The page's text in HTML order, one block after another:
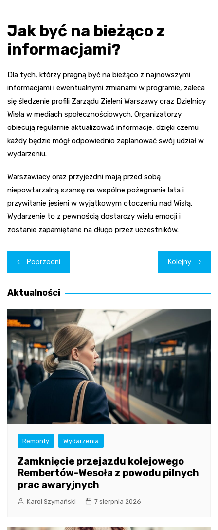
Jak być na bieżąco z
informacjami?
Dla tych, którzy pragną być na bieżąco z najnowszymi
informacjami i ewentualnymi zmianami w programie, zaleca
się śledzenie profili Zarządu Zieleni Warszawy oraz Dzielnicy
Wisła w mediach społecznościowych. Organizatorzy
obiecują regularnie aktualizować informacje, dzięki czemu
każdy będzie mógł odpowiednio zaplanować swój udział w
wydarzeniu.
Warszawiacy oraz przyjezdni mają przed sobą
niepowtarzalną szansę na wspólne pożegnanie lata i
przywitanie jesieni w wyjątkowym otoczeniu nad Wisłą.
Wydarzenie to z pewnością dostarczy wielu emocji i
zostanie zapamiętane na długo przez uczestników.
Nawigacja
wpisu
Poprzedni Kolejny
Aktualności
Remonty Wydarzenia
Zamknięcie przejazdu kolejowego
Rembertów-Wesoła z powodu pilnych
prac awaryjnych
Karol Szymański 7 sierpnia 2026